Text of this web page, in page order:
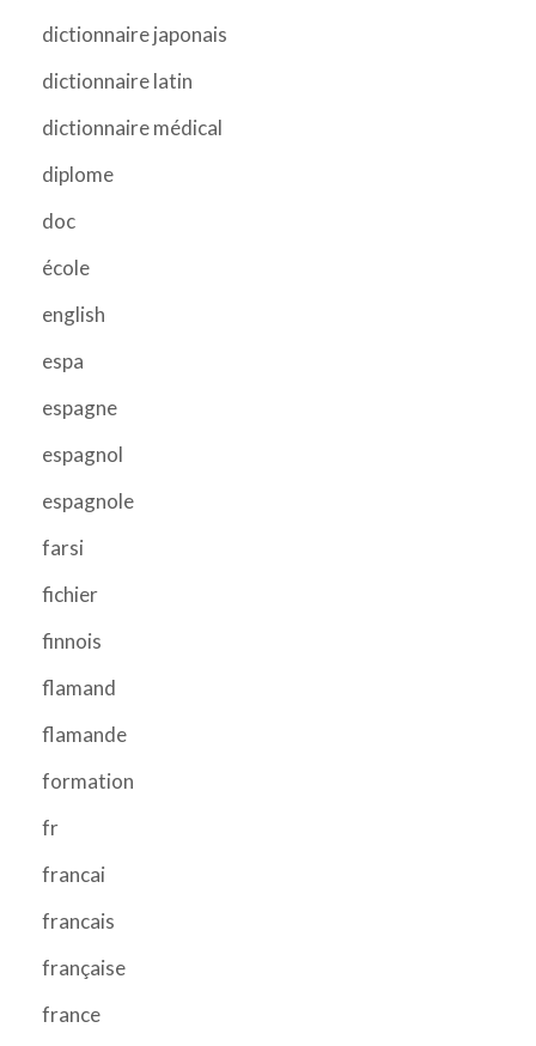
dictionnaire japonais
dictionnaire latin
dictionnaire médical
diplome
doc
école
english
espa
espagne
espagnol
espagnole
farsi
fichier
finnois
flamand
flamande
formation
fr
francai
francais
française
france